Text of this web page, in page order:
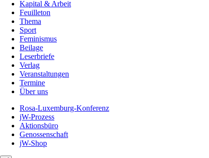
Kapital & Arbeit
Feuilleton
Thema
Sport
Feminismus
Beilage
Leserbriefe
Verlag
Veranstaltungen
Termine
Über uns
Rosa-Luxemburg-Konferenz
jW-Prozess
Aktionsbüro
Genossenschaft
jW-Shop